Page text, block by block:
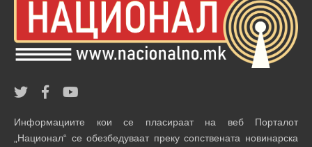
Информациите кои се пласираат на веб Порталот
„Национал“ се обезбедуваат преку сопствената новинарска